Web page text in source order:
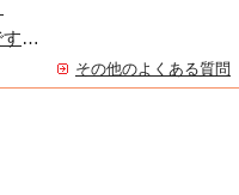
代金の支払いはどのような方法ですか？
その他のよくある質問